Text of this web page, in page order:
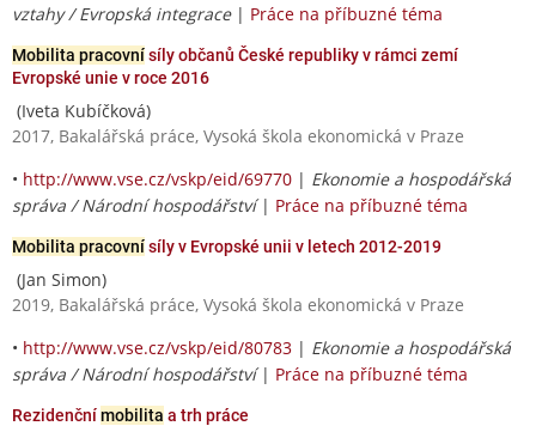
vztahy / Evropská integrace| Práce na příbuzné téma
Mobilita pracovnísíly občanů České republiky v rámci zemí
Evropské unie v roce 2016
(Iveta Kubíčková)
2017, Bakalářská práce, Vysoká škola ekonomická v Praze
• http://www.vse.cz/vskp/eid/69770 | Ekonomie a hospodářská
správa / Národní hospodářství| Práce na příbuzné téma
Mobilita pracovnísíly v Evropské unii v letech 2012-2019
(Jan Simon)
2019, Bakalářská práce, Vysoká škola ekonomická v Praze
• http://www.vse.cz/vskp/eid/80783 | Ekonomie a hospodářská
správa / Národní hospodářství| Práce na příbuzné téma
Rezidenčnímobilita a trh práce